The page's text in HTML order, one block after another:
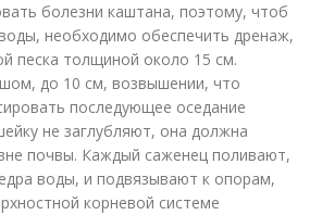
болезни каштана, поэтому, чтоб
необходимо обеспечить дренаж,
песка толщиной около 15 см.
до 10 см, возвышении, что
последующее оседание
не заглубляют, она должна
почвы. Каждый саженец поливают,
воды, и подвязывают к опорам,
корневой системе